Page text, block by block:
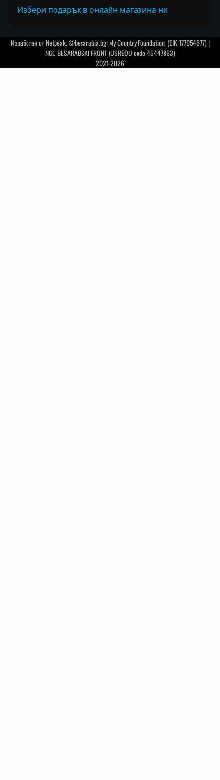
Избери подарък в онлайн магазина ни
Изработен отNetpeak. ©besarabia.bg: My Country Foundation, (EIK 177054677) |
NGO BESARABSKI FRONT (USREOU code 45447863)
2021-2026